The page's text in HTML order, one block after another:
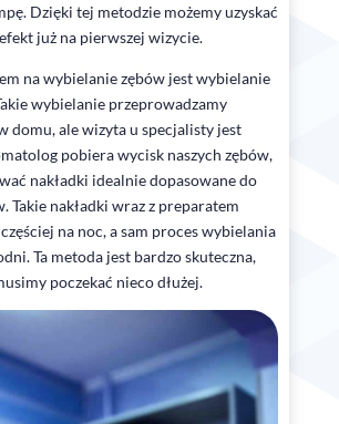
Dzięki tej metodzie możemy uzyskać
już na pierwszej wizycie.
na wybielanie zębów jest wybielanie
wybielanie przeprowadzamy
domu, ale wizyta u specjalisty jest
pobiera wycisk naszych zębów,
nakładki idealnie dopasowane do
Takie nakładki wraz z preparatem
na noc, a sam proces wybielania
Ta metoda jest bardzo skuteczna,
poczekać nieco dłużej.